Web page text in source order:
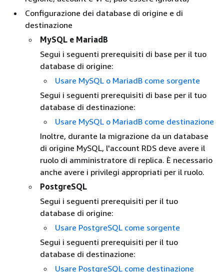
Configurazione dei database di origine e di
destinazione
MySQL e MariadB
Segui i seguenti prerequisiti di base per il tuo
database di origine:
Usare MySQL o MariadB come sorgente
Segui i seguenti prerequisiti di base per il tuo
database di destinazione:
Usare MySQL o MariadB come destinazione
Inoltre, durante la migrazione da un database
di origine MySQL, l'account RDS deve avere il
ruolo di amministratore di replica. È necessario
anche avere i privilegi appropriati per il ruolo.
PostgreSQL
Segui i seguenti prerequisiti per il tuo
database di origine:
Usare PostgreSQL come sorgente
Segui i seguenti prerequisiti per il tuo
database di destinazione:
Usare PostgreSQL come destinazione